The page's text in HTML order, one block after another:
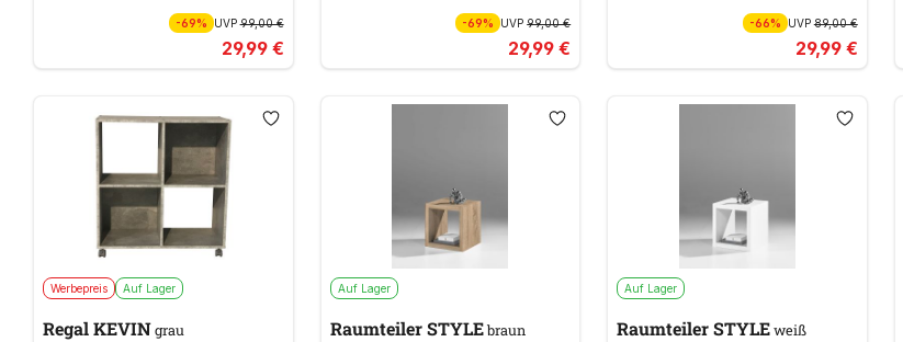
-69% UVP99,00 €
29,99 €
-69% UVP99,00 €
29,99 €
-66% UVP89,00 €
29,99 €
Werbepreis Auf Lager
Regal KEVINgrau
Auf Lager
Raumteiler STYLEbraun
Auf Lager
Raumteiler STYLEweiß